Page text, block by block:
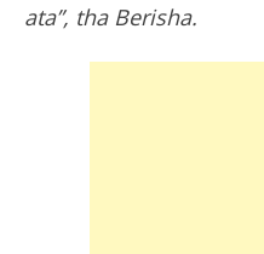
ata”, tha Berisha.